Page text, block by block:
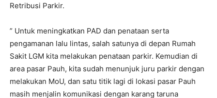
Retribusi Parkir.
” Untuk meningkatkan PAD dan penataan serta
pengamanan lalu lintas, salah satunya di depan Rumah
Sakit LGM kita melakukan penataan parkir. Kemudian di
area pasar Pauh, kita sudah menunjuk juru parkir dengan
melakukan MoU, dan satu titik lagi di lokasi pasar Pauh
masih menjalin komunikasi dengan karang taruna